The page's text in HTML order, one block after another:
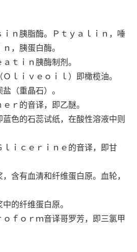
ｎ胰脂酶。Ｐｔｙａｌｉｎ，唾
，胰蛋白酶。
ｔｉｎ胰酶制剂。
ｉｖｅｏｉｌ）即橄榄油。
（重晶石）。
ｒ的音译，即乙醚。
的石蕊试纸，在酸性溶液中则
ｉｃｅｒｉｎｅ的音译，即甘
有血清和纤维蛋白原。血轮，
的纤维蛋白原。
ｆｏｒｍ音译哥罗芳，即三氯甲